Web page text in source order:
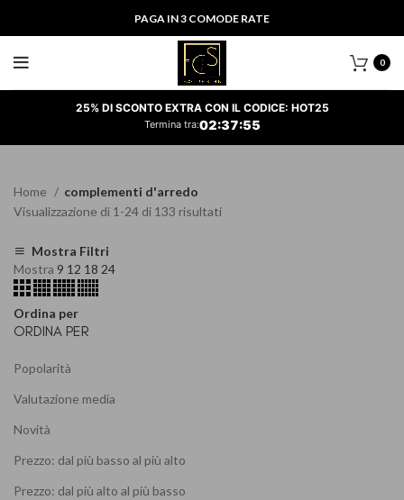
PAGA IN 3 COMODE RATE
0
25% DI SCONTO EXTRA CON IL CODICE: HOT25
Termina tra:02:37:55
Home
complementi d'arredo
Visualizzazione di 1-24 di 133 risultatiOrdina
Mostra Filtri
Mostra 9 12 18 24
Ordina per
ORDINA PER
Popolarità
Valutazione media
Novità
Prezzo: dal più basso al più alto
Prezzo: dal più alto al più basso